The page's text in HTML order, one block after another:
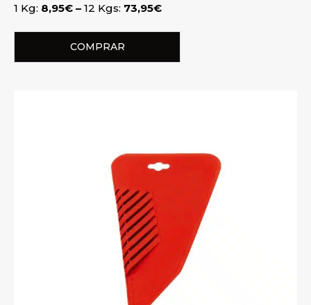
1 Kg: 8,95€ – 12 Kgs: 73,95€
COMPRAR